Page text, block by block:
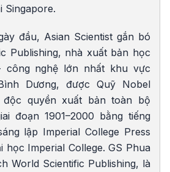
Singapore.
đầu, Asian Scientist gắn bó
Publishing, nhà xuất bản học
công nghệ lớn nhất khu vực
Dương, được Quỹ Nobel
độc quyền xuất bản toàn bộ
đoạn 1901–2000 bằng tiếng
lập Imperial College Press
học Imperial College. GS Phua
World Scientific Publishing, là